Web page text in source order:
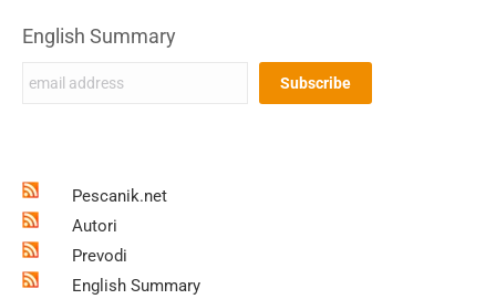
English Summary
Pescanik.net
Autori
Prevodi
English Summary